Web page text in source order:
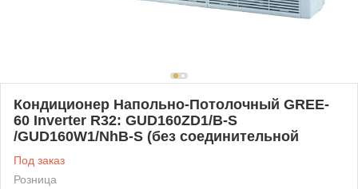
Кондиционер Напольно-Потолочный GREE-
60 Inverter R32: GUD160ZD1/B-S
/GUD160W1/NhB-S (без соединительной
Под заказ
Розница